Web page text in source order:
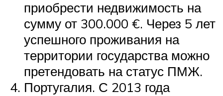
приобрести недвижимость на
сумму от 300.000 €. Через 5 лет
успешного проживания на
территории государства можно
претендовать на статус ПМЖ.
Португалия. С 2013 года